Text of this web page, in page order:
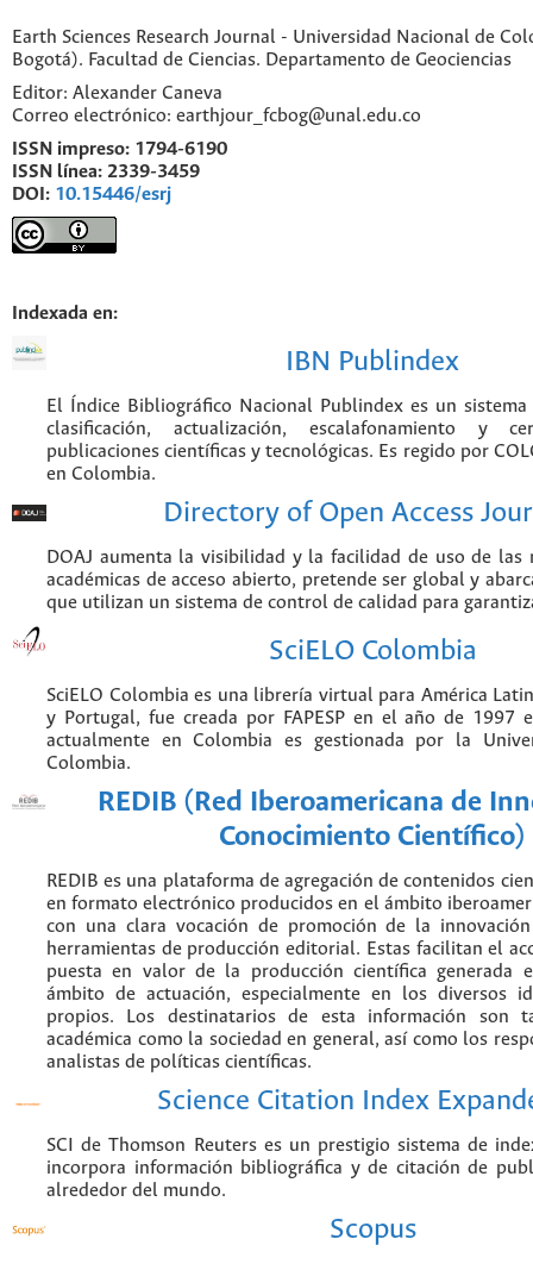
Earth Sciences Research Journal - Universidad Nacional de
Bogotá). Facultad de Ciencias. Departamento de Geociencias
Editor: Alexander Caneva
Correo electrónico: earthjour_fcbog@unal.edu.co
ISSN impreso: 1794-6190
ISSN línea: 2339-3459
DOI: 10.15446/esrj
Indexada en:
IBN Publindex
El Índice Bibliográfico Nacional Publindex es un
clasificación, actualización, escalafonamiento y
publicaciones científicas y tecnológicas. Es regido por
en Colombia.
Directory of Open Access
DOAJ aumenta la visibilidad y la facilidad de uso de las
académicas de acceso abierto, pretende ser global y
que utilizan un sistema de control de calidad para
SciELO Colombia
SciELO Colombia es una librería virtual para América
y Portugal, fue creada por FAPESP en el año de 1997
actualmente en Colombia es gestionada por la
Colombia.
REDIB (Red Iberoamericana de
Conocimiento Científico)
REDIB es una plataforma de agregación de contenidos
en formato electrónico producidos en el ámbito
con una clara vocación de promoción de la
herramientas de producción editorial. Estas facilitan el
puesta en valor de la producción científica generada
ámbito de actuación, especialmente en los diversos
propios. Los destinatarios de esta información son
académica como la sociedad en general, así como los
analistas de políticas científicas.
Science Citation Index
SCI de Thomson Reuters es un prestigio sistema de
incorpora información bibliográfica y de citación de
alrededor del mundo.
Scopus